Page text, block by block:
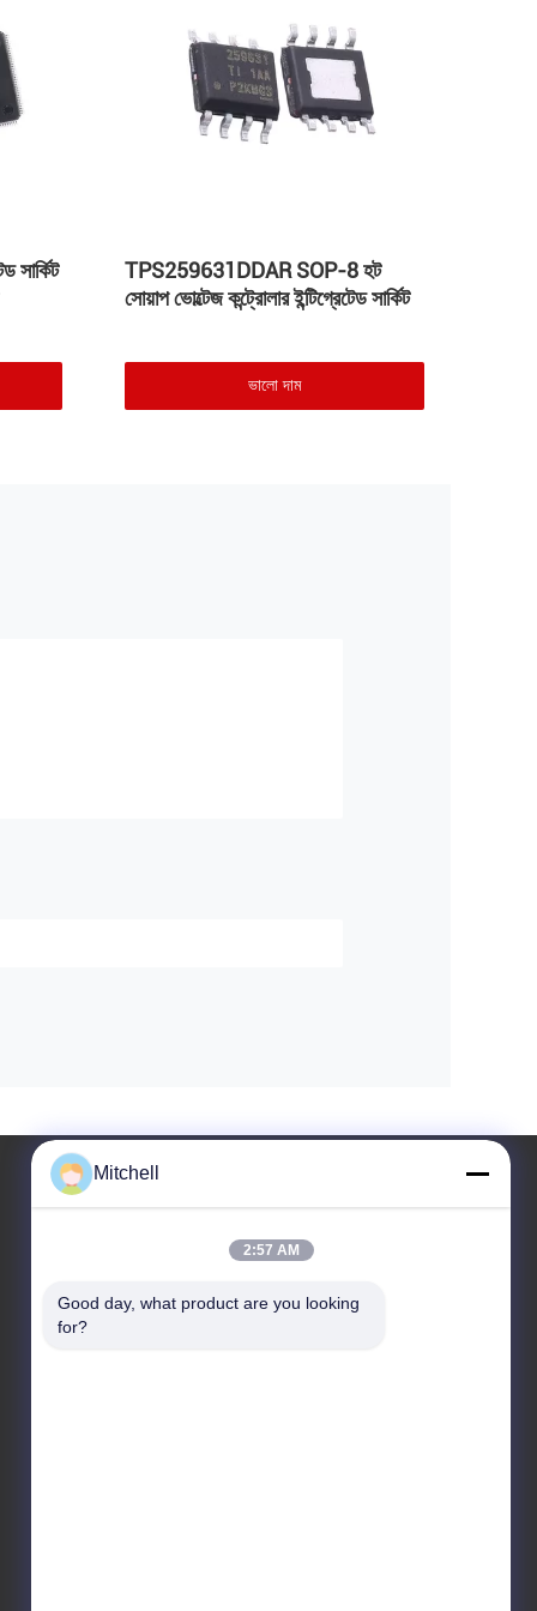
TPS259631DDAR SOP-8 হট
সোয়াপ ভোল্টেজ কন্ট্রোলার ইন্টিগ্রেটেড সার্কিট
ভালো দাম
একটি বার্তা রেখে যান
Mitchell
2:57 AM
Good day, what product are you looking
for?